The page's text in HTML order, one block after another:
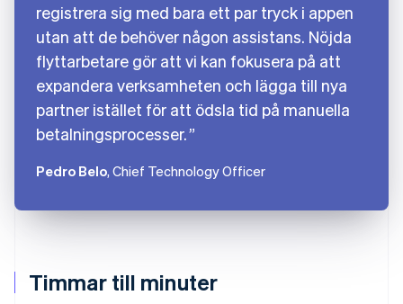
Timmar till minuter
registrera sig med bara ett par tryck i appen
utan att de behöver någon assistans. Nöjda
flyttarbetare gör att vi kan fokusera på att
expandera verksamheten och lägga till nya
partner istället för att ödsla tid på manuella
betalningsprocesser.
Pedro Belo, Chief Technology Officer